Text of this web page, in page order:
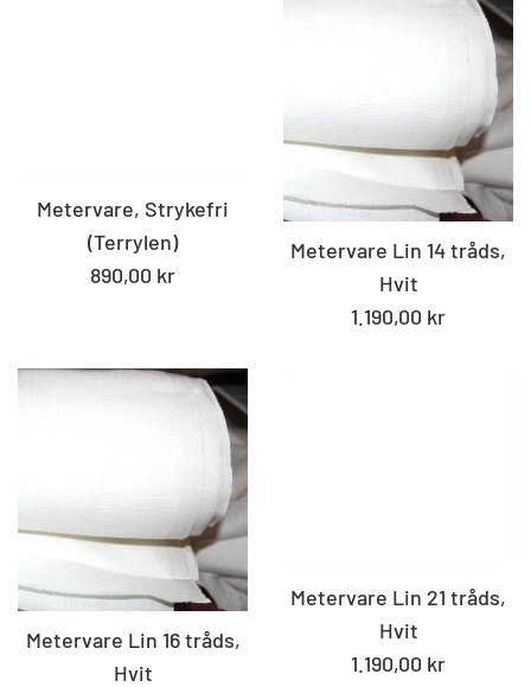
Metervare, Strykefri
(Terrylen)
Standard
890,00 kr
Metervare Lin 14 tråds,
Hvit
Standard
1.190,00 kr
Metervare Lin 16 tråds,
Hvit
Metervare Lin 21 tråds,
Hvit
Standard
1.190,00 kr